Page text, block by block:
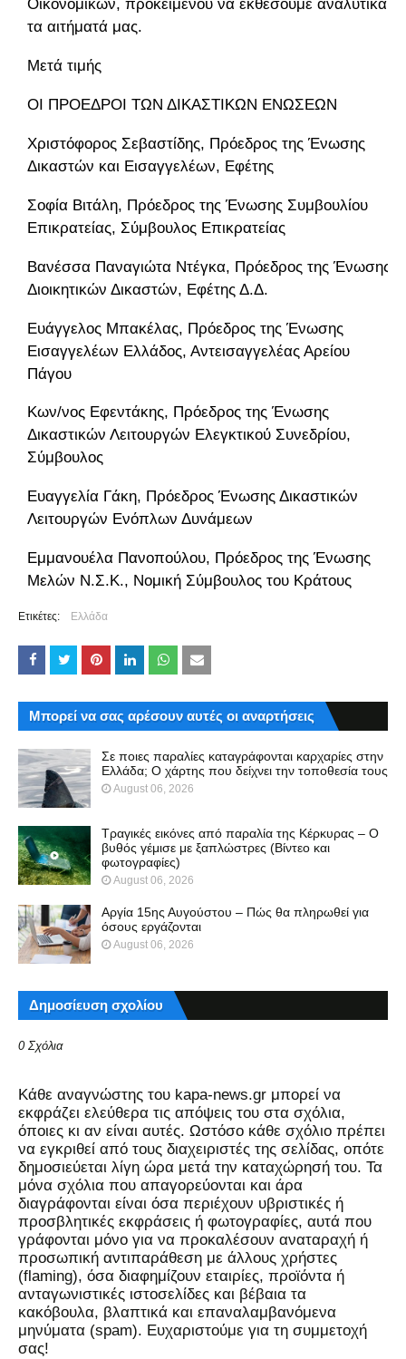
Οικονομικών, προκειμένου να εκθέσουμε αναλυτικά
τα αιτήματά μας.
Μετά τιμής
ΟΙ ΠΡΟΕΔΡΟΙ ΤΩΝ ΔΙΚΑΣΤΙΚΩΝ ΕΝΩΣΕΩΝ
Χριστόφορος Σεβαστίδης, Πρόεδρος της Ένωσης
Δικαστών και Εισαγγελέων, Εφέτης
Σοφία Βιτάλη, Πρόεδρος της Ένωσης Συμβουλίου
Επικρατείας, Σύμβουλος Επικρατείας
Βανέσσα Παναγιώτα Ντέγκα, Πρόεδρος της Ένωσης
Διοικητικών Δικαστών, Εφέτης Δ.Δ.
Ευάγγελος Μπακέλας, Πρόεδρος της Ένωσης
Εισαγγελέων Ελλάδος, Αντεισαγγελέας Αρείου
Πάγου
Κων/νος Εφεντάκης, Πρόεδρος της Ένωσης
Δικαστικών Λειτουργών Ελεγκτικού Συνεδρίου,
Σύμβουλος
Ευαγγελία Γάκη, Πρόεδρος Ένωσης Δικαστικών
Λειτουργών Ενόπλων Δυνάμεων
Εμμανουέλα Πανοπούλου, Πρόεδρος της Ένωσης
Μελών Ν.Σ.Κ., Νομική Σύμβουλος του Κράτους
Ετικέτες: Ελλάδα
Μπορεί να σας αρέσουν αυτές οι αναρτήσεις
Σε ποιες παραλίες καταγράφονται καρχαρίες στην
Ελλάδα; Ο χάρτης που δείχνει την τοποθεσία τους
August 06, 2026
Τραγικές εικόνες από παραλία της Κέρκυρας – Ο
βυθός γέμισε με ξαπλώστρες (Βίντεο και
φωτογραφίες)
August 06, 2026
Αργία 15ης Αυγούστου – Πώς θα πληρωθεί για
όσους εργάζονται
August 06, 2026
Δημοσίευση σχολίου
0 Σχόλια
Kάθε αναγνώστης του kapa-news.gr μπορεί να
εκφράζει ελεύθερα τις απόψεις του στα σχόλια,
όποιες κι αν είναι αυτές. Ωστόσο κάθε σχόλιο πρέπει
να εγκριθεί από τους διαχειριστές της σελίδας, οπότε
δημοσιεύεται λίγη ώρα μετά την καταχώρησή του. Τα
μόνα σχόλια που απαγορεύονται και άρα
διαγράφονται είναι όσα περιέχουν υβριστικές ή
προσβλητικές εκφράσεις ή φωτογραφίες, αυτά που
γράφονται μόνο για να προκαλέσουν αναταραχή ή
προσωπική αντιπαράθεση με άλλους χρήστες
(flaming), όσα διαφημίζουν εταιρίες, προϊόντα ή
ανταγωνιστικές ιστοσελίδες και βέβαια τα
κακόβουλα, βλαπτικά και επαναλαμβανόμενα
μηνύματα (spam). Ευχαριστούμε για τη συμμετοχή
σας!